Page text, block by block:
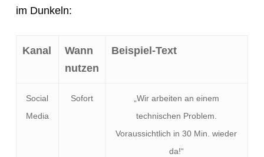
im Dunkeln:
Kanal
Wann
nutzen
Beispiel-Text
Social
Media
Sofort
„Wir arbeiten an einem
technischen Problem.
Voraussichtlich in 30 Min. wieder
da!“